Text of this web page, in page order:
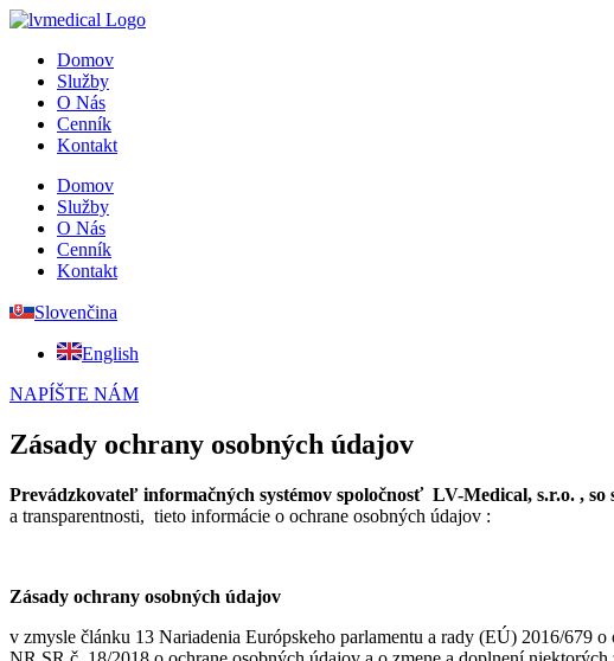
Preskočiť
obsah
Domov
Služby
O Nás
Cenník
Kontakt
Domov
Služby
O Nás
Cenník
Kontakt
Slovenčina
English
NAPÍŠTE NÁM
Zásady ochrany osobných údajov
Prevádzkovateľ informačných systémov spoločnosť LV-Medical, s.r.o. , so
a transparentnosti, tieto informácie o ochrane osobných údajov :
Zásady ochrany osobných údajov
v zmysle článku 13 Nariadenia Európskeho parlamentu a rady (EÚ) 2016/679